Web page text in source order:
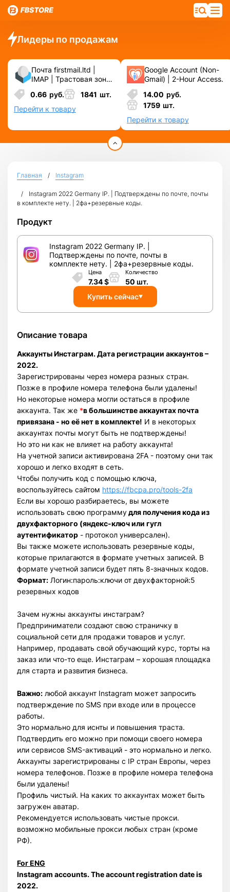
Лидеры по продажам
Почта firstmail.ltd |
IMAP | Трастовая зона
.COM ❗️ Новые, Чистые
❗️ С реальными
логинами | ☑️
Специально для ФБ/
0.66 руб. 1841 шт.
Перейти к товару
Google Account (Non-
Gmail) | 2-Hour Access.
14.00 руб.
1759 шт.
Перейти к товару
Главная Instagram
Instagram 2022 Germany IP. | Подтверждены по почте, почты
в комплекте нету. | 2фа+резервные коды.
Продукт
Instagram 2022 Germany IP. |
Подтверждены по почте, почты в
комплекте нету. | 2фа+резервные коды.
Цена
7.34$
Количество
50 шт.
Купить сейчас
Описание товара
Аккаунты Инстаграм. Дата регистрации аккаунтов –
2022.
Зарегистрированы через номера разных стран.
Позже в профиле номера телефона были удалены!
Но некоторые номера могли остаться в профиле
аккаунта. Так же *в большинстве аккаунтах почта
привязана - но её нет в комплекте! И в некоторых
аккаунтах почты могут быть не подтверждены!
Но это ни как не влияет на работу аккаунта!
На учетной записи активирована 2FA - поэтому они так
хорошо и легко входят в сеть.
Чтобы получить код с помощью ключа,
воспользуйтесь сайтом https://fbcpa.pro/tools-2fa
Если вы хорошо разбираетесь, вы можете
использовать свою программудля получения кода из
двухфакторного (яндекс-ключ или гугл
аутентификатор - протокол универсален).
Вы также можете использовать резервные коды,
которые прилагаются в формате учетных записей. В
формате учетной записи будет пять 8-значных кодов.
Формат: Логин:пароль:ключи от двухфакторной:5
резервных кодов
Зачем нужны аккаунты инстаграм?
Предприниматели создают свою страничку в
социальной сети для продажи товаров и услуг.
Например, продавать свой обучающий курс, торты на
заказ или что-то еще. Инстаграм – хорошая площадка
для старта и развития бизнеса.
Важно: любой аккаунт Instagram может запросить
подтверждение по SMS при входе или в процессе
работы.
Это нормально для иснты и повышения траста.
Подтвердить его можно при помощи своего номера
или сервисов SMS-активаций - это нормально и легко.
Аккаунты зарегистрированы с IP стран Европы, через
номера телефонов. Позже в профиле номера телефона
были удалены!
Профиль чистый. На каких то аккаунтах может быть
загружен аватар.
Рекомендуется использовать чистые прокси.
возможно мобильные прокси любых стран (кроме
РФ).
For ENG
Instagram accounts. The account registration date is
2022.